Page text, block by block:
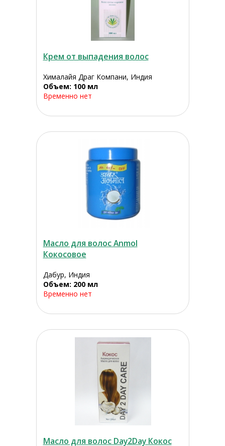
Крем от выпадения волос
Хималайя Драг Компани, Индия
Объем: 100 мл
Временно нет
Масло для волос Anmol
Кокосовое
Дабур, Индия
Объем: 200 мл
Временно нет
Масло для волос Day2Day Кокос